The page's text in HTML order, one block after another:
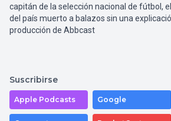
capitán de la selección nacional de fútbol,
del país muerto a balazos sin una
producción de Abbcast
Suscribirse
Apple Podcasts Google